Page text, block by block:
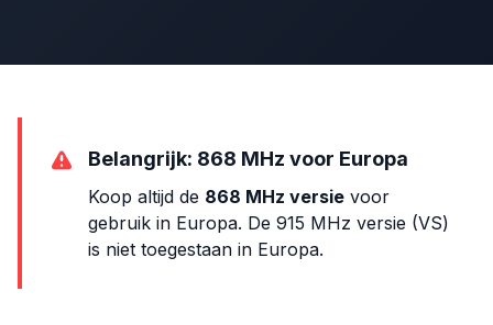
Belangrijk: 868 MHz voor Europa
Koop altijd de 868 MHz versie voor
gebruik in Europa. De 915 MHz versie (VS)
is niet toegestaan in Europa.